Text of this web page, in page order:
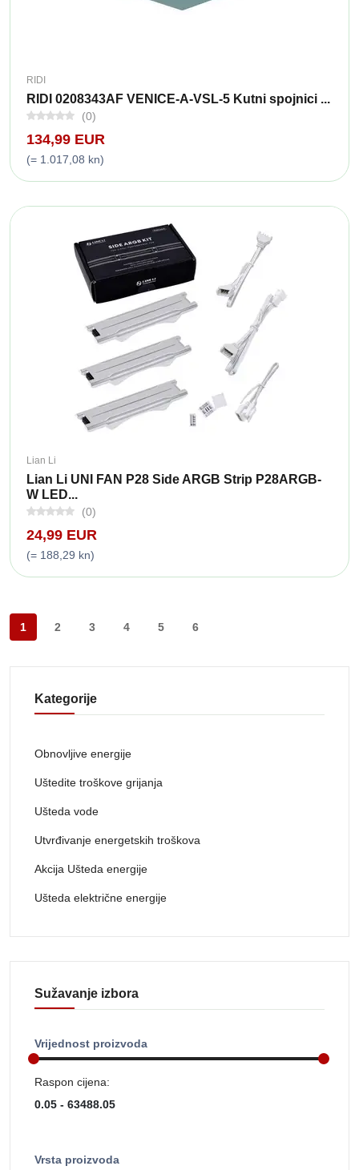
RIDI
RIDI 0208343AF VENICE-A-VSL-5 Kutni spojnici ...
(0)
134,99 EUR
(= 1.017,08 kn)
Lian Li
Lian Li UNI FAN P28 Side ARGB Strip P28ARGB-
W LED...
(0)
24,99 EUR
(= 188,29 kn)
1 2 3 4 5 6
Kategorije
Obnovljive energije
Uštedite troškove grijanja
Ušteda vode
Utvrđivanje energetskih troškova
Akcija Ušteda energije
Ušteda električne energije
Sužavanje izbora
Vrijednost proizvoda
Raspon cijena:
Vrsta proizvoda